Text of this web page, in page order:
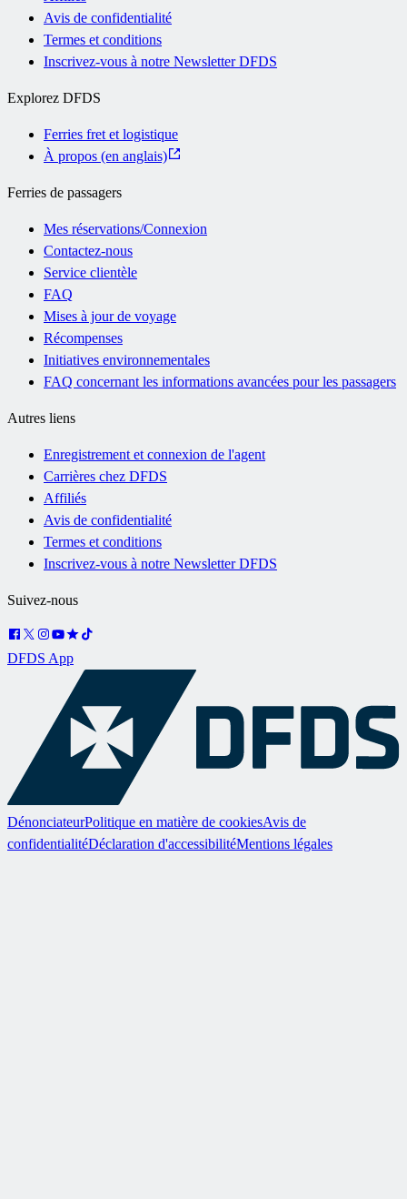
Avis de confidentialité
Termes et conditions
Inscrivez-vous à notre Newsletter DFDS
Explorez DFDS
Ferries fret et logistique
À propos (en anglais)
Ferries de passagers
Mes réservations/Connexion
Contactez-nous
Service clientèle
FAQ
Mises à jour de voyage
Récompenses
Initiatives environnementales
FAQ concernant les informations avancées pour les passagers
Autres liens
Enregistrement et connexion de l'agent
Carrières chez DFDS
Affiliés
Avis de confidentialité
Termes et conditions
Inscrivez-vous à notre Newsletter DFDS
Suivez-nous
DFDS App
DénonciateurPolitique en matière de cookiesAvis de
confidentialitéDéclaration d'accessibilitéMentions légales